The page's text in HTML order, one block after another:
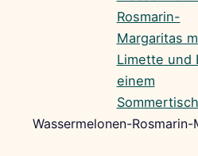
Wassermelonen-